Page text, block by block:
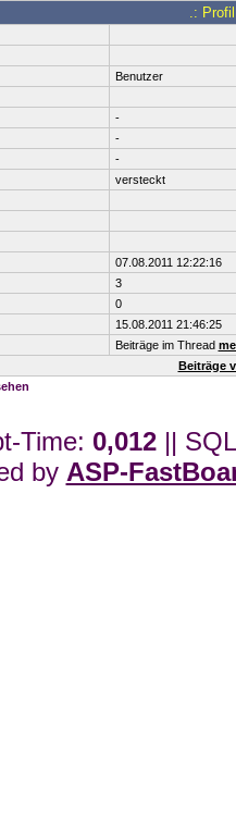
.:
Benutzer
-
-
-
versteckt
07.08.2011 12:22:16
3
0
15.08.2011 21:46:25
Beiträge im Thread
Beiträge
Time: 0,012||
by ASP-